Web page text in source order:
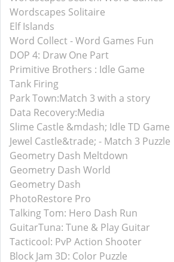
Wordscapes Solitaire
Elf Islands
Word Collect - Word Games Fun
DOP 4: Draw One Part
Primitive Brothers : Idle Game
Tank Firing
Park Town:Match 3 with a story
Data Recovery:Media
Slime Castle &mdash; Idle TD Game
Jewel Castle&trade; - Match 3 Puzzle
Geometry Dash Meltdown
Geometry Dash World
Geometry Dash
PhotoRestore Pro
Talking Tom: Hero Dash Run
GuitarTuna: Tune & Play Guitar
Tacticool: PvP Action Shooter
Block Jam 3D: Color Puzzle